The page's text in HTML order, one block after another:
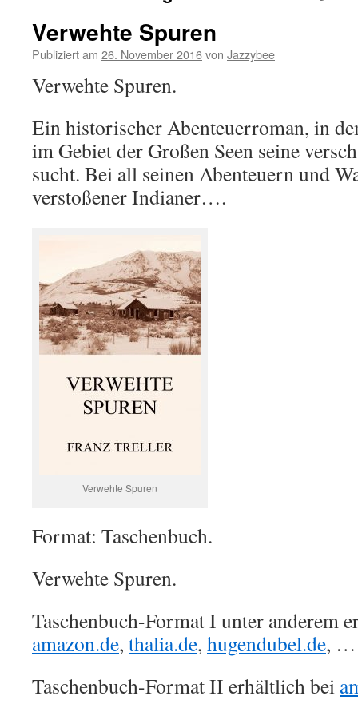
Verwehte Spuren
Publiziert am 26. November 2016von Jazzybee
Verwehte Spuren.
Ein historischer Abenteuerroman, in
im Gebiet der Großen Seen seine
sucht. Bei all seinen Abenteuern und
verstoßener Indianer….
Verwehte Spuren
Format: Taschenbuch.
Verwehte Spuren.
Taschenbuch-Format I unter anderem
amazon.de, thalia.de, hugendubel.de, …
Taschenbuch-Format II erhältlich bei